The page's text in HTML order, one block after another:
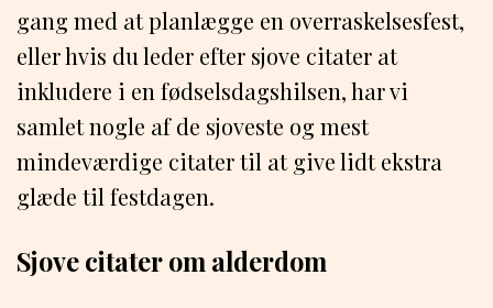
gang med at planlægge en overraskelsesfest,
eller hvis du leder efter sjove citater at
inkludere i en fødselsdagshilsen, har vi
samlet nogle af de sjoveste og mest
mindeværdige citater til at give lidt ekstra
glæde til festdagen.
Sjove citater om alderdom